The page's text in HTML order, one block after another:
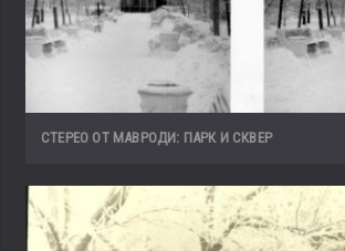
СТЕРЕО ОТ МАВРОДИ: ПАРК И СКВЕР